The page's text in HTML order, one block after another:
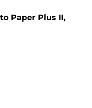
Paper Plus II,